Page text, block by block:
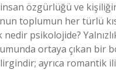
insan özgürlüğü ve
toplumun her türlü
psikolojide?
ortaya çıkan bir
ayrıca romantik